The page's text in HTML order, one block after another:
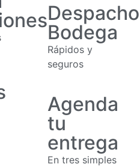
Bodega
Rápidos y
seguros
Agenda
tu
entrega
En tres simples